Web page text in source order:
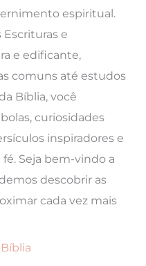
espiritual.
e
e edificante,
comuns até estudos
Bíblia, você
curiosidades
inspiradores e
Seja bem-vindo a
descobrir as
cada vez mais